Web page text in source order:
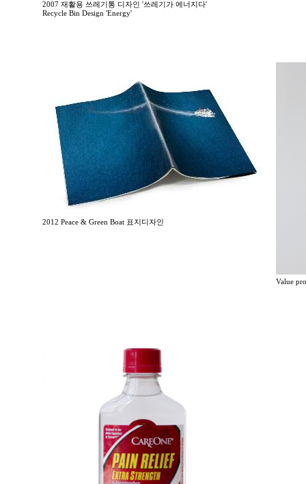
2007 재활용 쓰레기통 디자인 '쓰레기가 에너지다'
Recycle Bin Design 'Energy'
2012 Peace & Green Boat 표지디자인
Value